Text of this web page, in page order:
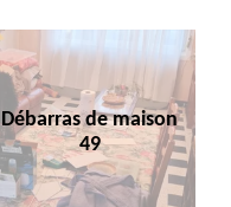
Débarras de maison
49